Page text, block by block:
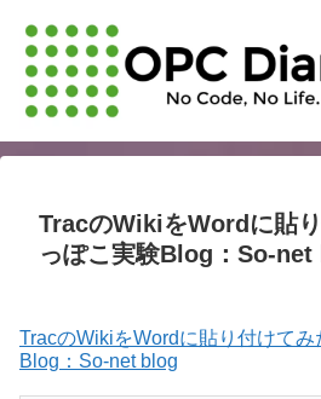
TracのWikiをWordに貼
っぽこ実験Blog：So-net
TracのWikiをWordに貼り付けて
Blog：So-net blog